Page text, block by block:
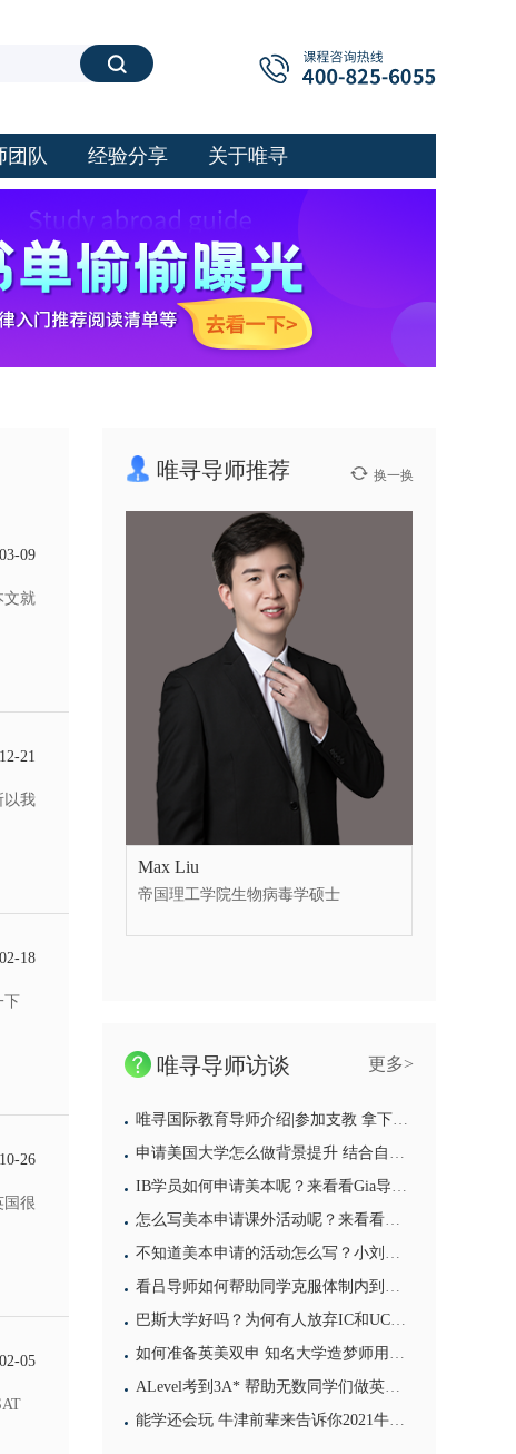
搜索
团队 经验分享 关于唯寻
细节里
03-09
文就
12-21
以我
02-18
下
10-26
国很
汇总来啦
02-05
唯寻导师推荐 换一换
Max Liu
帝国理工学院生物病毒学硕士
唯寻导师访谈 更多>
唯寻国际教育导师介绍|参加支教 拿下国家奖学金 靠“经验”打败留学拦路虎
申请美国大学怎么做背景提升 结合自己的优势才能找到好的背提项目
IB学员如何申请美本呢？来看看Gia导师会给学员带来哪些建议吧
怎么写美本申请课外活动呢？来看看大陆导师给你的答案
不知道美本申请的活动怎么写？小刘导师的亲身经历一定能够给你带来启发
看吕导师如何帮助同学克服体制内到国际部的学习困难
巴斯大学好吗？为何有人放弃IC和UCL也要选它
如何准备英美双申 知名大学造梦师用他10年的亲身经历来告诉你
ALevel考到3A* 帮助无数同学们做英国本科申请选择 选揭秘牛津大学贝利奥尔学院的导师日常
能学还会玩 牛津前辈来告诉你2021牛津大学本科申请攻略